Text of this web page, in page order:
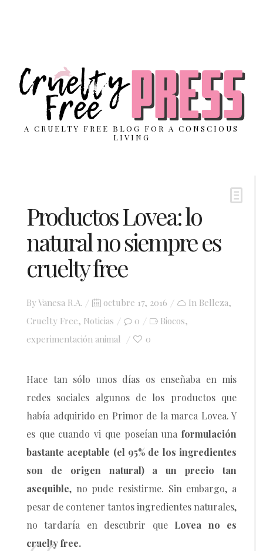
A CRUELTY FREE BLOG FOR A CONSCIOUS
LIVING
Productos Lovea: lo
natural no siempre es
cruelty free
ByVanesa R.A.
Posted
on
octubre 17, 2016 In Belleza,
Cruelty Free, Noticias 0 Biocos,
experimentación animal 0
Hace tan sólo unos días os enseñaba en mis
redes sociales algunos de los productos que
había adquirido en Primor de la marca Lovea. Y
es que cuando vi que poseían una formulación
bastante aceptable (el 95% de los ingredientes
son de origen natural) a un precio tan
asequible, no pude resistirme. Sin embargo, a
pesar de contener tantos ingredientes naturales,
no tardaría en descubrir que Lovea no es
cruelty free.